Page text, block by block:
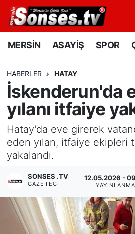
MERSİN ASAYİŞ SPOR
HABERLER HATAY
İskenderun'da
yılanı itfaiye
Hatay'da eve girerek
eden yılan, itfaiye ekipleri
yakalandı.
SONSES .TV
GAZETECI
12.05.2026 -
YAYINLANMA
MERSİN
SPOR
GÜNÜN MANŞETİ
DÜNYA
SAĞLIK
Mersin Nöbetçi Eczaneler
Mersin Namaz Vakitleri
Mersin Trafik Yoğunluk
Süper Lig Puan Durumu
Haber Arşivi